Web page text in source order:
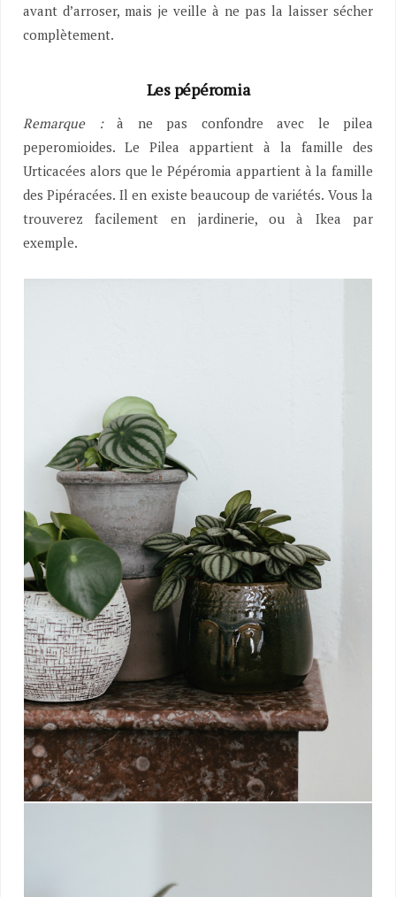
avant d’arroser, mais je veille à ne pas la laisser sécher
complètement.
Les pépéromia
Remarque :à ne pas confondre avec le pilea
peperomioides. Le Pilea appartient à la famille des
Urticacées alors que le Pépéromia appartient à la famille
des Pipéracées. Il en existe beaucoup de variétés. Vous la
trouverez facilement en jardinerie, ou à Ikea par
exemple.